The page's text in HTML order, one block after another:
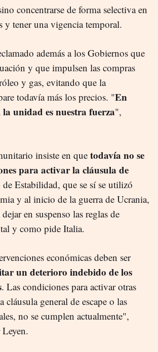
concentrarse de forma selectiva en
y tener una vigencia temporal.
además a los Gobiernos que
y que impulsen las compras
y gas, evitando que la
todavía más los precios. "En
unidad es nuestra fuerza",
insiste en que todavía no se
para activar la cláusula de
de Estabilidad, que se sí se utilizó
y al inicio de la guerra de Ucrania,
en suspenso las reglas de
y como pide Italia.
económicas deben ser
un deterioro indebido de los
. Las condiciones para activar otras
cláusula general de escape o las
no se cumplen actualmente",